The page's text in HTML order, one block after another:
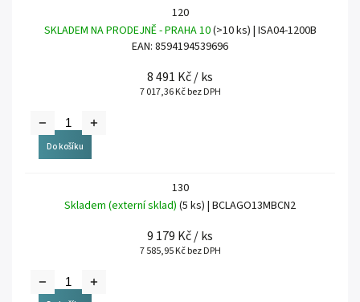
120
SKLADEM NA PRODEJNĚ - PRAHA 10(>10 ks) | ISA04-1200B
EAN: 8594194539696
8 491 Kč/ ks
7 017,36 Kč bez DPH
Do košíku
130
Skladem (externí sklad) (5 ks) | BCLAGO13MBCN2
9 179 Kč/ ks
7 585,95 Kč bez DPH